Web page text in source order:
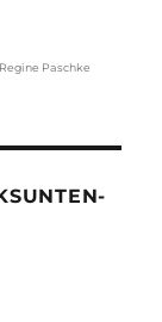
Regine Paschke